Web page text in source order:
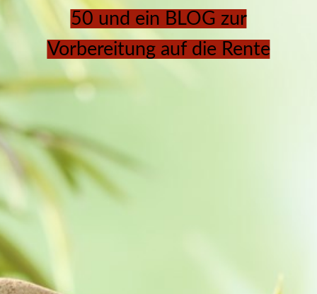
50 und ein BLOG zur
Vorbereitung auf die Rente